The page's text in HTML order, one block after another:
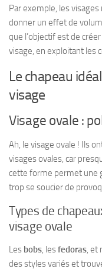
Par exemple, les
donner un effet de
que l’objectif est de
visage, en exploitant les
Le chapeau
visage
Visage ovale :
Ah, le visage ovale ! Ils
visages ovales, car
cette forme permet une
trop se soucier de
Types de
visage ovale
Les bobs, lesfedoras, et
des styles variés et